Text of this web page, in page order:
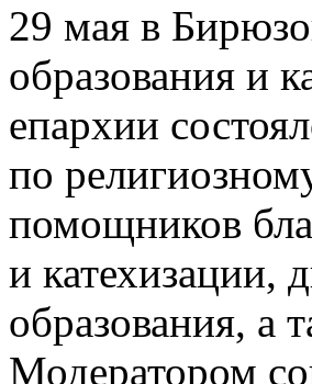
29 мая в
образования и
епархии
по
помощников
и катехизации,
образования, а
Модератором